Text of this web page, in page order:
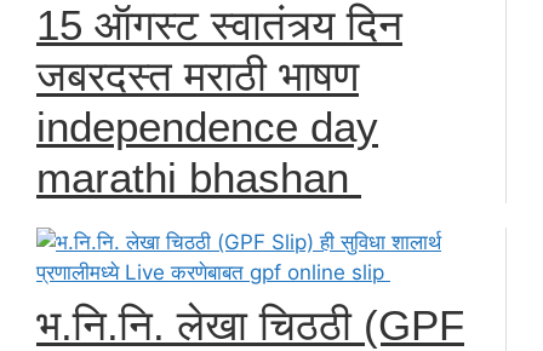
15 ऑगस्ट स्वातंत्र्य दिन
जबरदस्त मराठी भाषण
independence day
marathi bhashan
भ.नि.नि. लेखा चिठठी (GPF